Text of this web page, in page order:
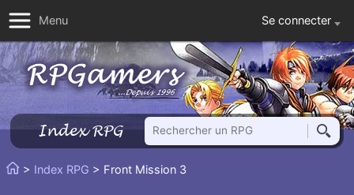
Menu Se connecter
Index RPG
Rechercher un RPG
Vous
> Index RPG > Front Mission 3